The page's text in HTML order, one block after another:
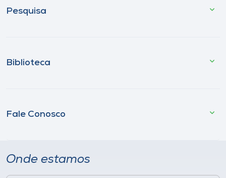
Pesquisa
Biblioteca
Fale Conosco
Onde estamos